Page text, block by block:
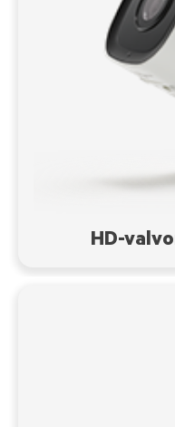
HD-